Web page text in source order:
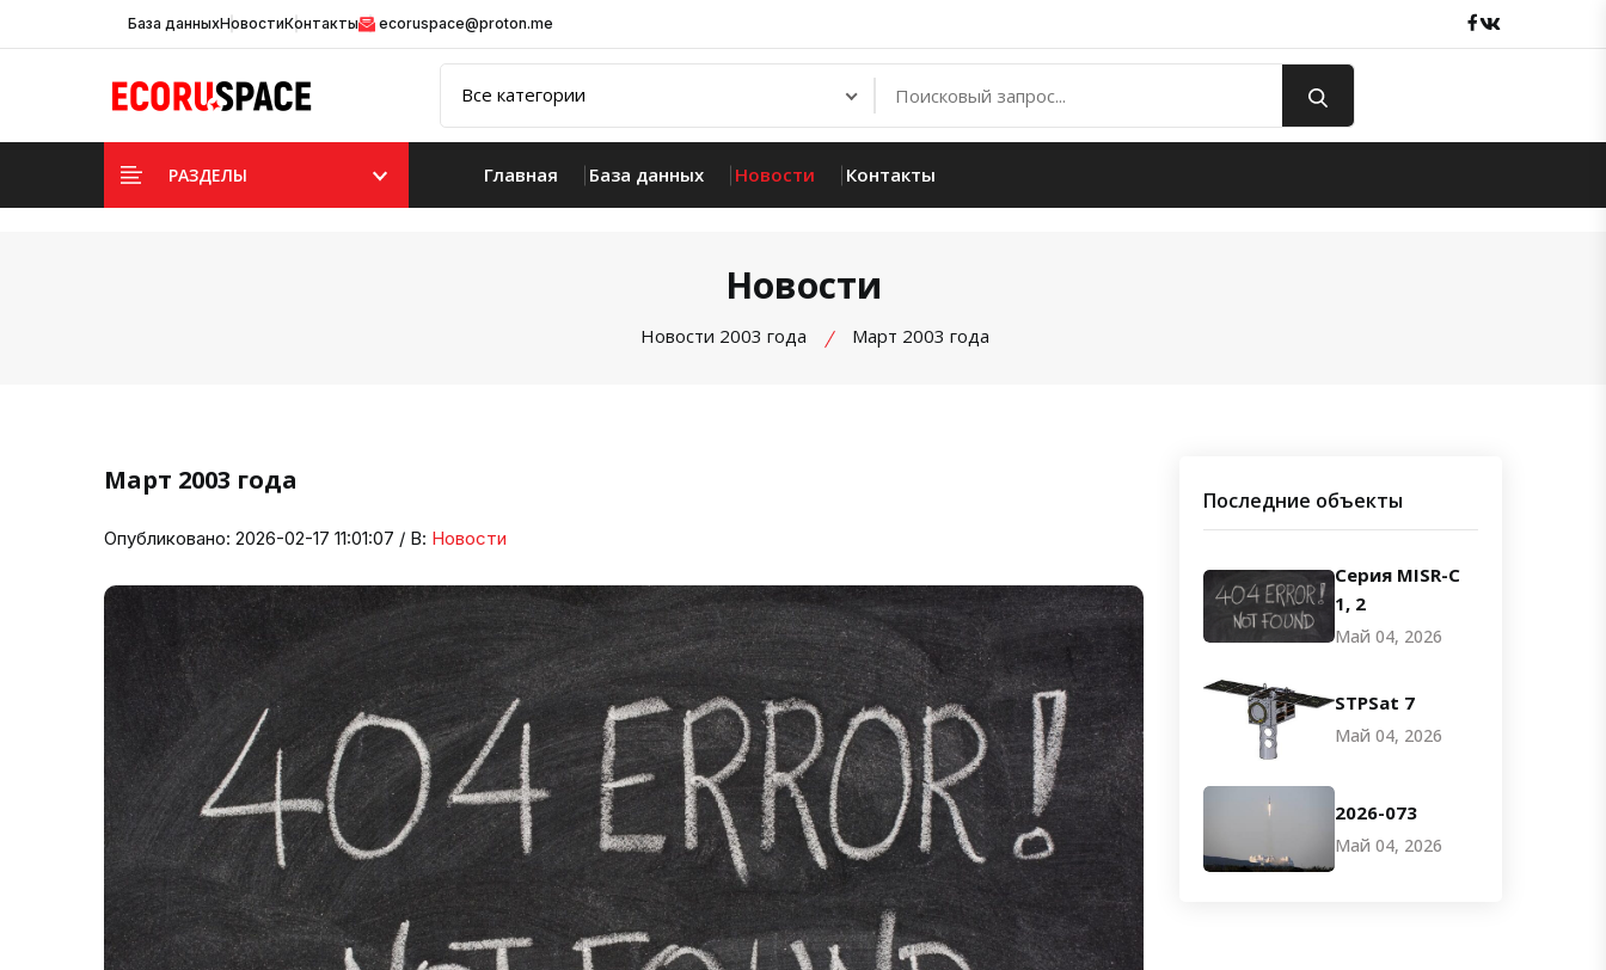
База данныхНовостиКонтакты ecoruspace@proton.me Facebook
РАЗДЕЛЫ Главная База данных Новости Контакты
Новости
Новости 2003 года Март 2003 года
Март 2003 года
Опубликовано: 2026-02-17 11:01:07 / В: Новости
Последние объекты
Серия MISR-C
1, 2
Май 04, 2026
STPSat 7
Май 04, 2026
2026-073
Май 04, 2026